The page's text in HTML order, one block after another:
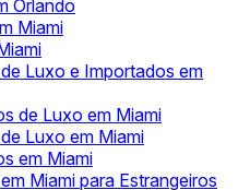
Orlando
Miami
Luxo e Importados em
de Luxo em Miami
Luxo em Miami
em Miami
Miami para Estrangeiros